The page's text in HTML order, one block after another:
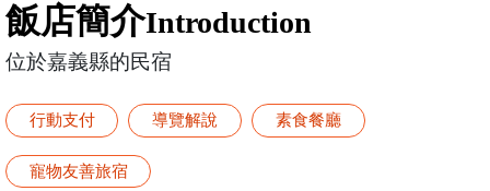
飯店簡介Introduction
位於嘉義縣的民宿
行動支付 導覽解說 素食餐廳
寵物友善旅宿